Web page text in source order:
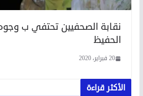
نقابة الصحفيين تحتفي ب
الحفيظ
20 فبراير، 2020
الأكثر قراءة